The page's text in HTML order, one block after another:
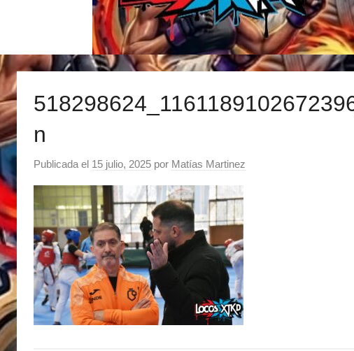
n
Publicada el 15 julio, 2025 por Matías Martinez